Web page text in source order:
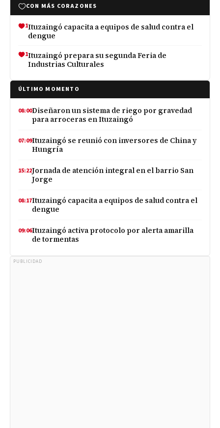
CON MÁS CORAZONES
1Ituzaingó capacita a equipos de salud contra el
dengue
1Ituzaingó prepara su segunda Feria de
Industrias Culturales
ÚLTIMO MOMENTO
08:00Diseñaron un sistema de riego por gravedad
para arroceras en Ituzaingó
07:09Ituzaingó se reunió con inversores de China y
Hungría
15:22Jornada de atención integral en el barrio San
Jorge
08:17Ituzaingó capacita a equipos de salud contra el
dengue
09:06Ituzaingó activa protocolo por alerta amarilla
de tormentas
PUBLICIDAD